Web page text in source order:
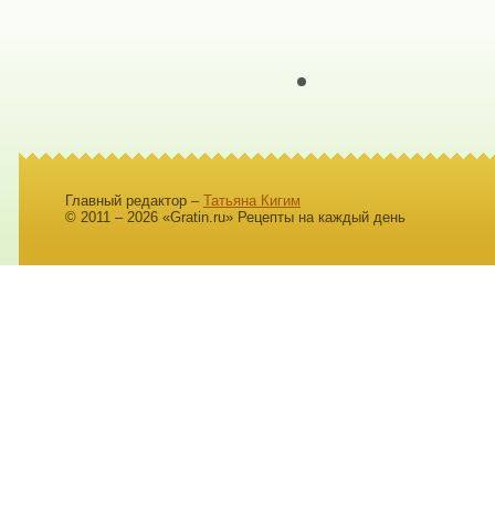
Главный редактор – Татьяна Кигим
© 2011 – 2026 «Gratin.ru» Рецепты на каждый день